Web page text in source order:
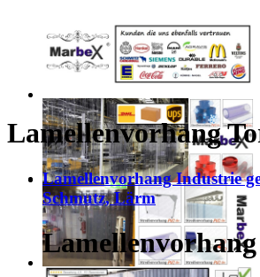
Lamellenvorhang
Lamellenvorhang Industrie
Schmutz, Lärm